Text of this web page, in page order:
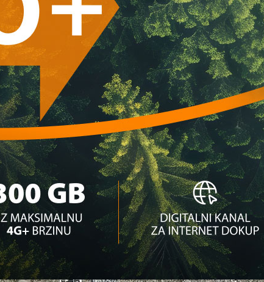
utakmice BiH na Euru!